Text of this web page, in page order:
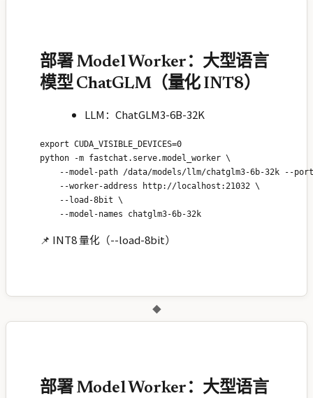
部署 Model Worker：大型语言
模型 ChatGLM（量化 INT8）
LLM：ChatGLM3-6B-32K
export CUDA_VISIBLE_DEVICES=0
python -m fastchat.serve.model_worker \
--model-path /data/models/llm/chatglm3-6b-32k --
    --worker-address http://localhost:21032 \
    --load-8bit \
📌 INT8 量化（--load-8bit）
◆
部署 Model Worker：大型语言